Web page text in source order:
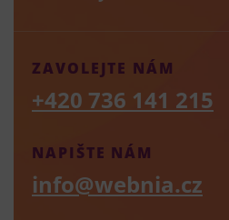
NAPIŠTE NÁM
info@webnia.cz
ZAVOLEJTE NÁM
+420 736 141 215